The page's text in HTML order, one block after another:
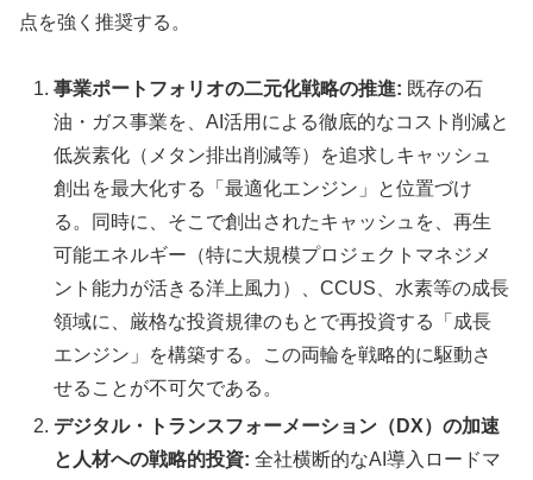
点を強く推奨する。
事業ポートフォリオの二元化戦略の推進: 既存の石
油・ガス事業を、AI活用による徹底的なコスト削減と
低炭素化（メタン排出削減等）を追求しキャッシュ
創出を最大化する「最適化エンジン」と位置づけ
る。同時に、そこで創出されたキャッシュを、再生
可能エネルギー（特に大規模プロジェクトマネジメ
ント能力が活きる洋上風力）、CCUS、水素等の成長
領域に、厳格な投資規律のもとで再投資する「成長
エンジン」を構築する。この両輪を戦略的に駆動さ
せることが不可欠である。
デジタル・トランスフォーメーション（DX）の加速
と人材への戦略的投資: 全社横断的なAI導入ロードマ